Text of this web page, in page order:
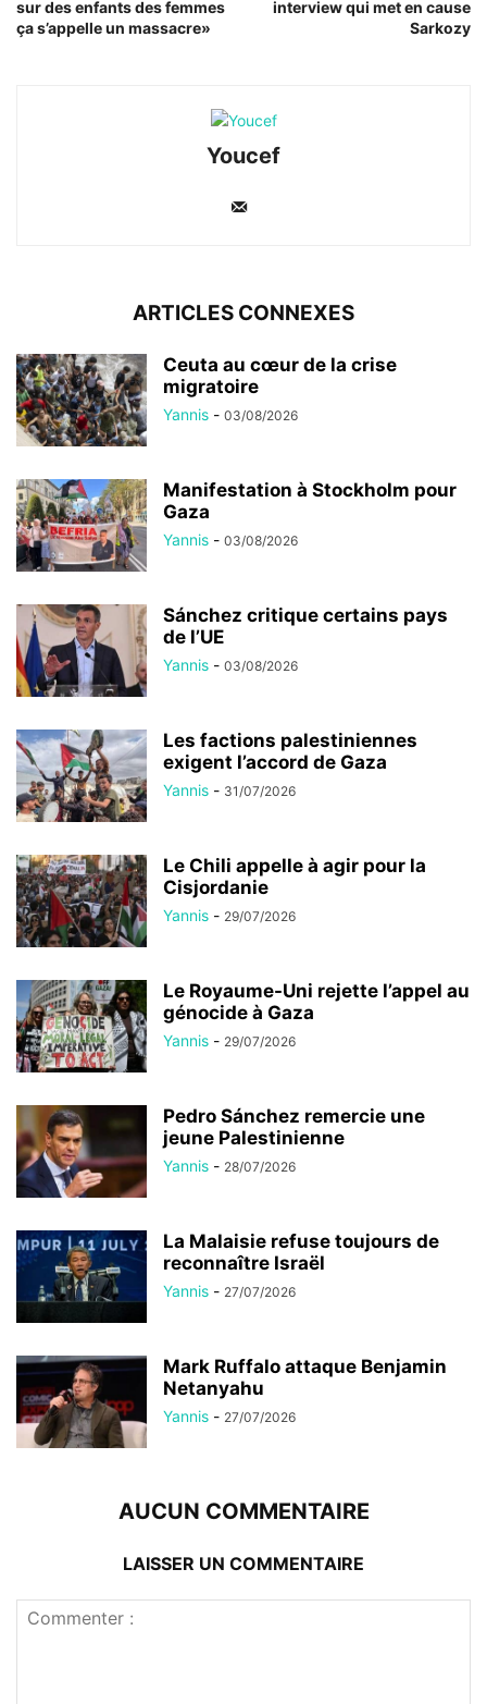
sur des enfants des femmes
ça s’appelle un massacre»
interview qui met en cause
Sarkozy
Youcef
ARTICLES CONNEXES
Ceuta au cœur de la crise
migratoire
Yannis - 03/08/2026
Manifestation à Stockholm pour
Gaza
Yannis - 03/08/2026
Sánchez critique certains pays
de l’UE
Yannis - 03/08/2026
Les factions palestiniennes
exigent l’accord de Gaza
Yannis - 31/07/2026
Le Chili appelle à agir pour la
Cisjordanie
Yannis - 29/07/2026
Le Royaume-Uni rejette l’appel au
génocide à Gaza
Yannis - 29/07/2026
Pedro Sánchez remercie une
jeune Palestinienne
Yannis - 28/07/2026
La Malaisie refuse toujours de
reconnaître Israël
Yannis - 27/07/2026
Mark Ruffalo attaque Benjamin
Netanyahu
Yannis - 27/07/2026
AUCUN COMMENTAIRE
LAISSER UN COMMENTAIRE